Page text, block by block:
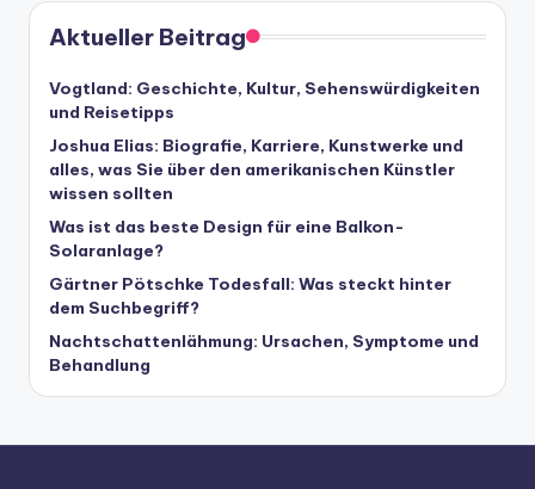
Aktueller Beitrag
Vogtland: Geschichte, Kultur, Sehenswürdigkeiten
und Reisetipps
Joshua Elias: Biografie, Karriere, Kunstwerke und
alles, was Sie über den amerikanischen Künstler
wissen sollten
Was ist das beste Design für eine Balkon-
Solaranlage?
Gärtner Pötschke Todesfall: Was steckt hinter
dem Suchbegriff?
Nachtschattenlähmung: Ursachen, Symptome und
Behandlung